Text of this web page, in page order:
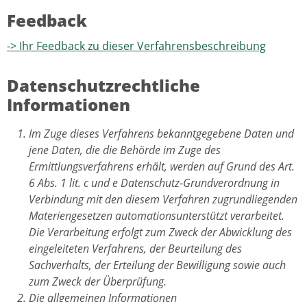
Feedback
-> Ihr Feedback zu dieser Verfahrensbeschreibung
Datenschutzrechtliche
Informationen
Im Zuge dieses Verfahrens bekanntgegebene Daten und
jene Daten, die die Behörde im Zuge des
Ermittlungsverfahrens erhält, werden auf Grund des Art.
6 Abs. 1 lit. c und e Datenschutz-Grundverordnung in
Verbindung mit den diesem Verfahren zugrundliegenden
Materiengesetzen automationsunterstützt verarbeitet.
Die Verarbeitung erfolgt zum Zweck der Abwicklung des
eingeleiteten Verfahrens, der Beurteilung des
Sachverhalts, der Erteilung der Bewilligung sowie auch
zum Zweck der Überprüfung.
Die allgemeinen Informationen